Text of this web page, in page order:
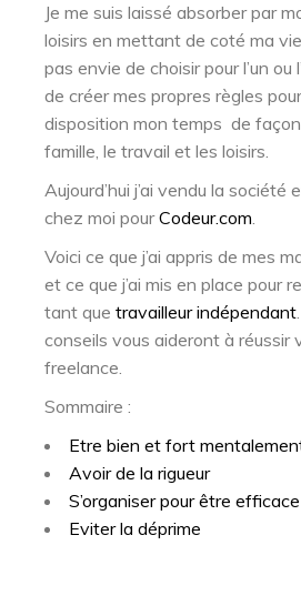
Je me suis laissé absorber par
loisirs en mettant de coté ma
pas envie de choisir pour l’un ou
de créer mes propres règles
disposition mon temps de façon
famille, le travail et les loisirs.
Aujourd’hui j’ai vendu la société
chez moi pourCodeur.com.
Voici ce que j’ai appris de mes
et ce que j’ai mis en place pour
tant quetravailleur indépendant
conseils vous aideront à réussir
freelance.
Sommaire :
Etre bien et fort
Avoir de la rigueur
S’organiser pour être efficace
Eviter la déprime